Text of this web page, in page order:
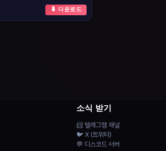
⬇ 다운로드
소식 받기
📨 텔레그램 채널
🐦 X (트위터)
💬 디스코드 서버